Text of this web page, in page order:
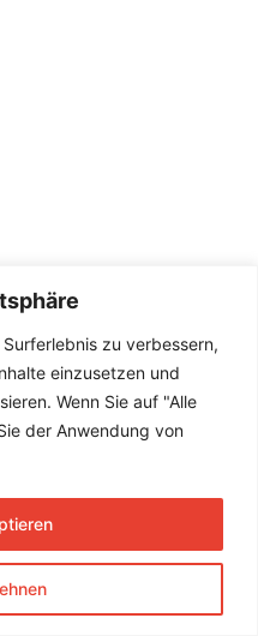
zu verbessern,
einzusetzen und
Wenn Sie auf "Alle
der Anwendung von